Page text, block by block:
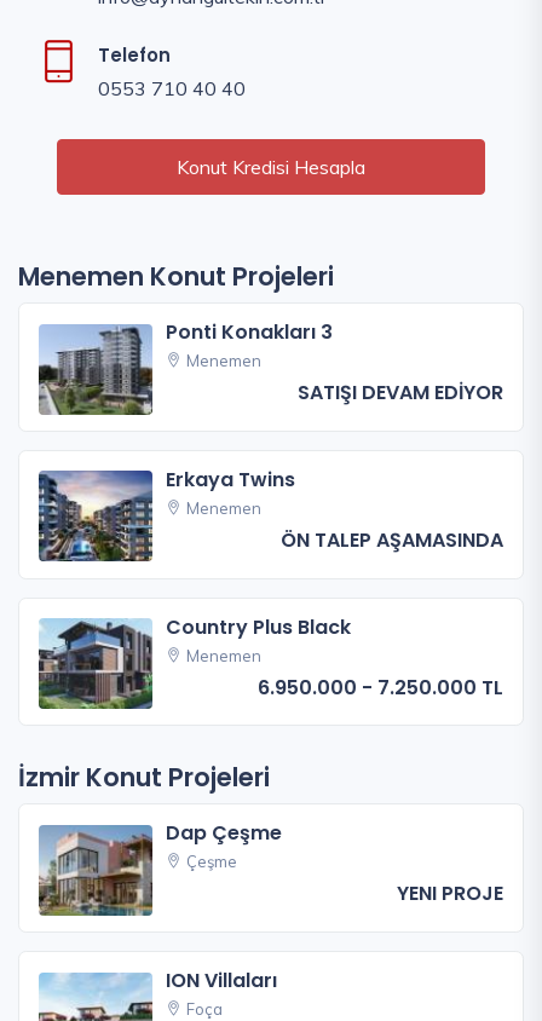
Telefon
0553 710 40 40
Konut Kredisi Hesapla
Menemen Konut Projeleri
Ponti Konakları 3
Menemen
SATIŞI DEVAM EDİYOR
Erkaya Twins
Menemen
ÖN TALEP AŞAMASINDA
Country Plus Black
Menemen
6.950.000 - 7.250.000 TL
İzmir Konut Projeleri
Dap Çeşme
Çeşme
YENI PROJE
ION Villaları
Foça